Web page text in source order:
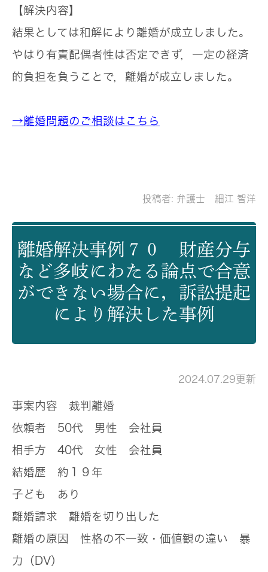
【解決内容】
結果としては和解により離婚が成立しました。
やはり有責配偶者性は否定できず，一定の経済
的負担を負うことで，離婚が成立しました。
→離婚問題のご相談はこちら
投稿者: 弁護士 細江 智洋
離婚解決事例７０ 財産分与
など多岐にわたる論点で合意
ができない場合に，訴訟提起
により解決した事例
2024.07.29更新
事案内容 裁判離婚
依頼者 50代 男性 会社員
相手方 40代 女性 会社員
結婚歴 約１９年
子ども あり
離婚請求 離婚を切り出した
離婚の原因 性格の不一致・価値観の違い 暴
力（DV）